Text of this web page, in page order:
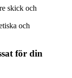
skick och
och
för din